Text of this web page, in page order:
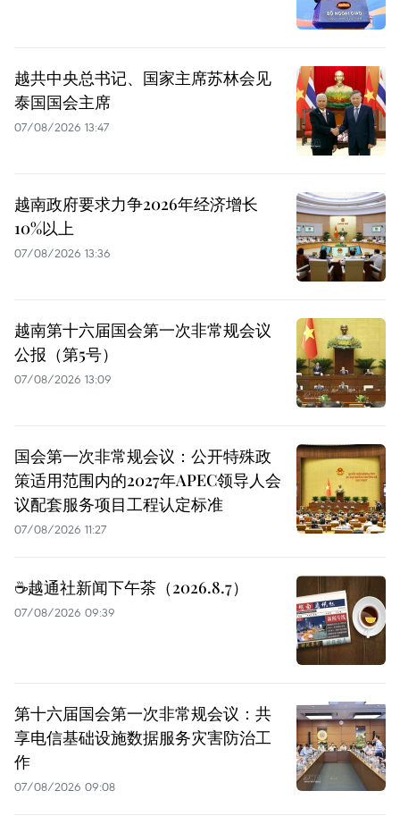
越共中央总书记、国家主席苏林会见
泰国国会主席
07/08/2026 13:47
越南政府要求力争2026年经济增长
10%以上
07/08/2026 13:36
越南第十六届国会第一次非常规会议
公报（第5号）
07/08/2026 13:09
国会第一次非常规会议：公开特殊政
策适用范围内的2027年APEC领导人会
议配套服务项目工程认定标准
07/08/2026 11:27
☕️越通社新闻下午茶（2026.8.7）
07/08/2026 09:39
第十六届国会第一次非常规会议：共
享电信基础设施数据服务灾害防治工
作
07/08/2026 09:08